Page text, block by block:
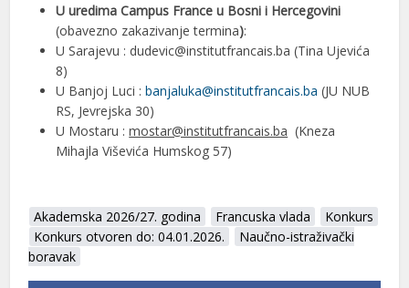
U uredima Campus France u Bosni i Hercegovini
(obavezno zakazivanje termina):
U Sarajevu : dudevic@institutfrancais.ba (Tina Ujevića
8)
U Banjoj Luci :banjaluka@institutfrancais.ba (JU NUB
RS, Jevrejska 30)
U Mostaru :mostar@institutfrancais.ba (Kneza
Mihajla Viševića Humskog 57)
Akademska 2026/27. godina Francuska vlada
Konkurs
Konkurs otvoren do: 04.01.2026.
Naučno-istraživački
boravak